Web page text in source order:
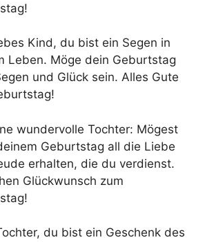
Kind, du bist ein Segen in
Leben. Möge dein Geburtstag
und Glück sein. Alles Gute
wundervolle Tochter: Mögest
Geburtstag all die Liebe
erhalten, die du verdienst.
Glückwunsch zum
du bist ein Geschenk des